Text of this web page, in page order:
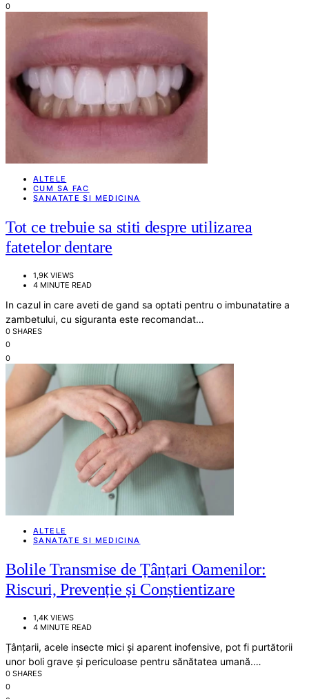
0
ALTELE
CUM SA FAC
SANATATE SI MEDICINA
Tot ce trebuie sa stiti despre utilizarea
fatetelor dentare
1,9K VIEWS
4 MINUTE READ
In cazul in care aveti de gand sa optati pentru o imbunatatire a
zambetului, cu siguranta este recomandat…
0 SHARES
0
0
ALTELE
SANATATE SI MEDICINA
Bolile Transmise de Țânțari Oamenilor:
Riscuri, Prevenție și Conștientizare
1,4K VIEWS
4 MINUTE READ
Țânțarii, acele insecte mici și aparent inofensive, pot fi purtătorii
unor boli grave și periculoase pentru sănătatea umană.…
0 SHARES
0